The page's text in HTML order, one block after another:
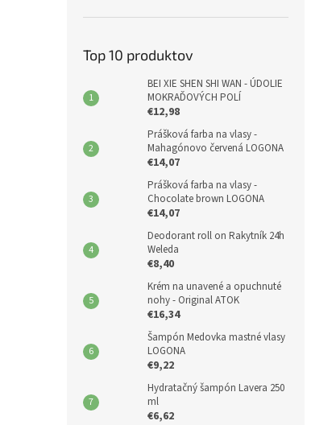
Top 10 produktov
BEI XIE SHEN SHI WAN - ÚDOLIE
MOKRAĎOVÝCH POLÍ
€12,98
Prášková farba na vlasy -
Mahagónovo červená LOGONA
€14,07
Prášková farba na vlasy -
Chocolate brown LOGONA
€14,07
Deodorant roll on Rakytník 24h
Weleda
€8,40
Krém na unavené a opuchnuté
nohy - Original ATOK
€16,34
Šampón Medovka mastné vlasy
LOGONA
€9,22
Hydratačný šampón Lavera 250
ml
€6,62